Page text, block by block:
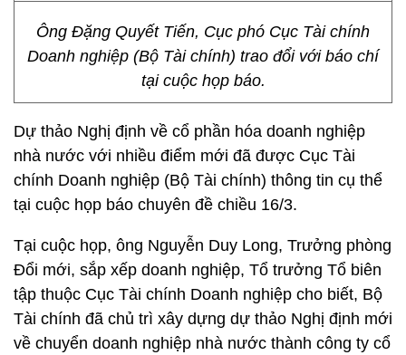
Ông Đặng Quyết Tiến, Cục phó Cục Tài chính
Doanh nghiệp (Bộ Tài chính) trao đổi với báo chí
tại cuộc họp báo.
Dự thảo Nghị định về cổ phần hóa doanh nghiệp
nhà nước với nhiều điểm mới đã được Cục Tài
chính Doanh nghiệp (Bộ Tài chính) thông tin cụ thể
tại cuộc họp báo chuyên đề chiều 16/3.
Tại cuộc họp, ông Nguyễn Duy Long, Trưởng phòng
Đổi mới, sắp xếp doanh nghiệp, Tổ trưởng Tổ biên
tập thuộc Cục Tài chính Doanh nghiệp cho biết, Bộ
Tài chính đã chủ trì xây dựng dự thảo Nghị định mới
về chuyển doanh nghiệp nhà nước thành công ty cổ